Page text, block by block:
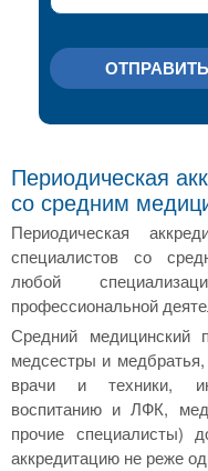
Периодическая
со средним
Периодическая
специалистов со
любой
профессиональной
Средний медицинский
медсестры и
врачи и техники,
воспитанию и ЛФК,
прочие специалисты)
аккредитацию не реже